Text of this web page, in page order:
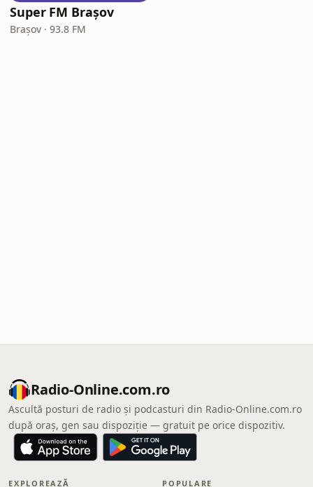
Super FM Brașov
Brașov · 93.8 FM
Radio-Online.com.ro
Ascultă posturi de radio și podcasturi din Radio-Online.com.ro
după oraș, gen sau dispoziție — gratuit pe orice dispozitiv.
EXPLOREAZĂ POPULARE